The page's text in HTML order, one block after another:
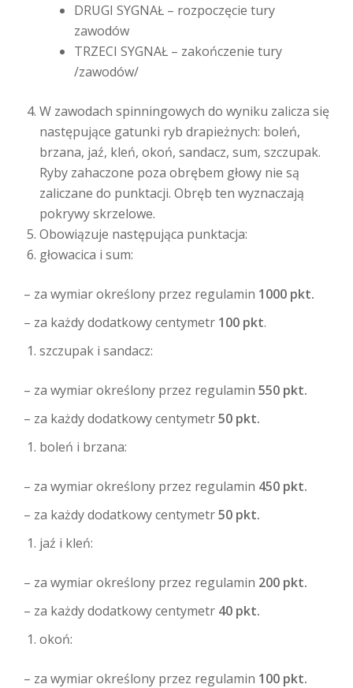
DRUGI SYGNAŁ – rozpoczęcie tury
zawodów
TRZECI SYGNAŁ – zakończenie tury
/zawodów/
W zawodach spinningowych do wyniku zalicza się
następujące gatunki ryb drapieżnych: boleń,
brzana, jaź, kleń, okoń, sandacz, sum, szczupak.
Ryby zahaczone poza obrębem głowy nie są
zaliczane do punktacji. Obręb ten wyznaczają
pokrywy skrzelowe.
Obowiązuje następująca punktacja:
głowacica i sum:
– za wymiar określony przez regulamin 1000 pkt.
– za każdy dodatkowy centymetr 100 pkt.
szczupak i sandacz:
– za wymiar określony przez regulamin 550 pkt.
– za każdy dodatkowy centymetr50 pkt.
boleń i brzana:
– za wymiar określony przez regulamin 450 pkt.
– za każdy dodatkowy centymetr50 pkt.
jaź i kleń:
– za wymiar określony przez regulamin 200 pkt.
– za każdy dodatkowy centymetr 40 pkt.
okoń:
– za wymiar określony przez regulamin 100 pkt.